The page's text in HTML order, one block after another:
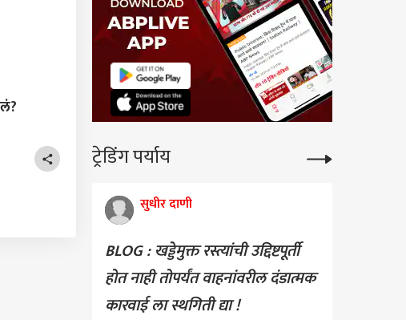
ट्रेडिंग पर्याय
सुधीर दाणी
BLOG : खड्डेमुक्त रस्त्यांची उद्दिष्टपूर्ती
होत नाही तोपर्यंत वाहनांवरील दंडात्मक
कारवाई ला स्थगिती द्या !